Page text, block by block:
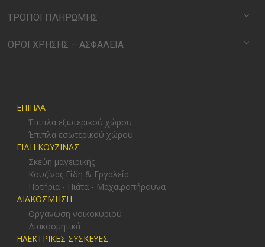
ΤΡΟΠΟΙ ΠΛΗΡΩΜΗΣ
ΟΡΟΙ ΧΡΗΣΗΣ – ΑΣΦΑΛΕΙΑ
ΕΠΙΠΛΑ
Έπιπλα εξωτερικού χώρου
Έπιπλα εσωτερικού χώρου
ΕΙΔΗ ΚΟΥΖΙΝΑΣ
Σκεύη μαγειρικής
Κουζίνας Είδη & Εργαλεία
Ποτήρια - Πιάτα - Μαχαιροπήρουνα
ΔΙΑΚΟΣΜΗΣΗ
Οργάνωση νοικοκυριού
Διακοσμητικά
ΗΛΕΚΤΡΙΚΕΣ ΣΥΣΚΕΥΕΣ